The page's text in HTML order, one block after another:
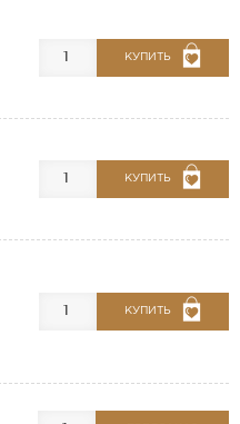
КУПИТЬ
КУПИТЬ
КУПИТЬ